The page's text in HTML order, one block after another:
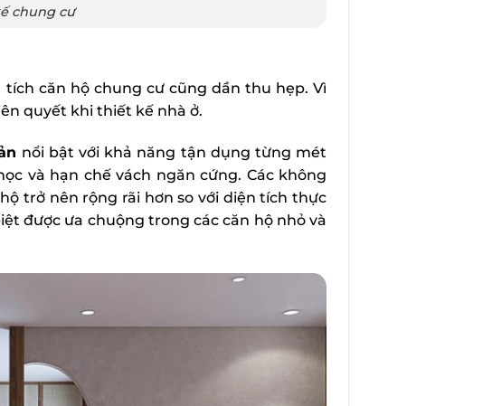
chung cư
căn hộ chung cư cũng dần thu hẹp. Vì
quyết khi thiết kế nhà ở.
nổi bật với khả năng tận dụng từng mét
và hạn chế vách ngăn cứng. Các không
trở nên rộng rãi hơn so với diện tích thực
được ưa chuộng trong các căn hộ nhỏ và